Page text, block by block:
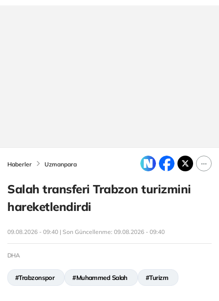
Haberler Uzmanpara
Salah transferi Trabzon turizmini
hareketlendirdi
09.08.2026 - 09:40 | Son Güncellenme: 09.08.2026 - 09:40
DHA
#Trabzonspor #Muhammed Salah #Turizm